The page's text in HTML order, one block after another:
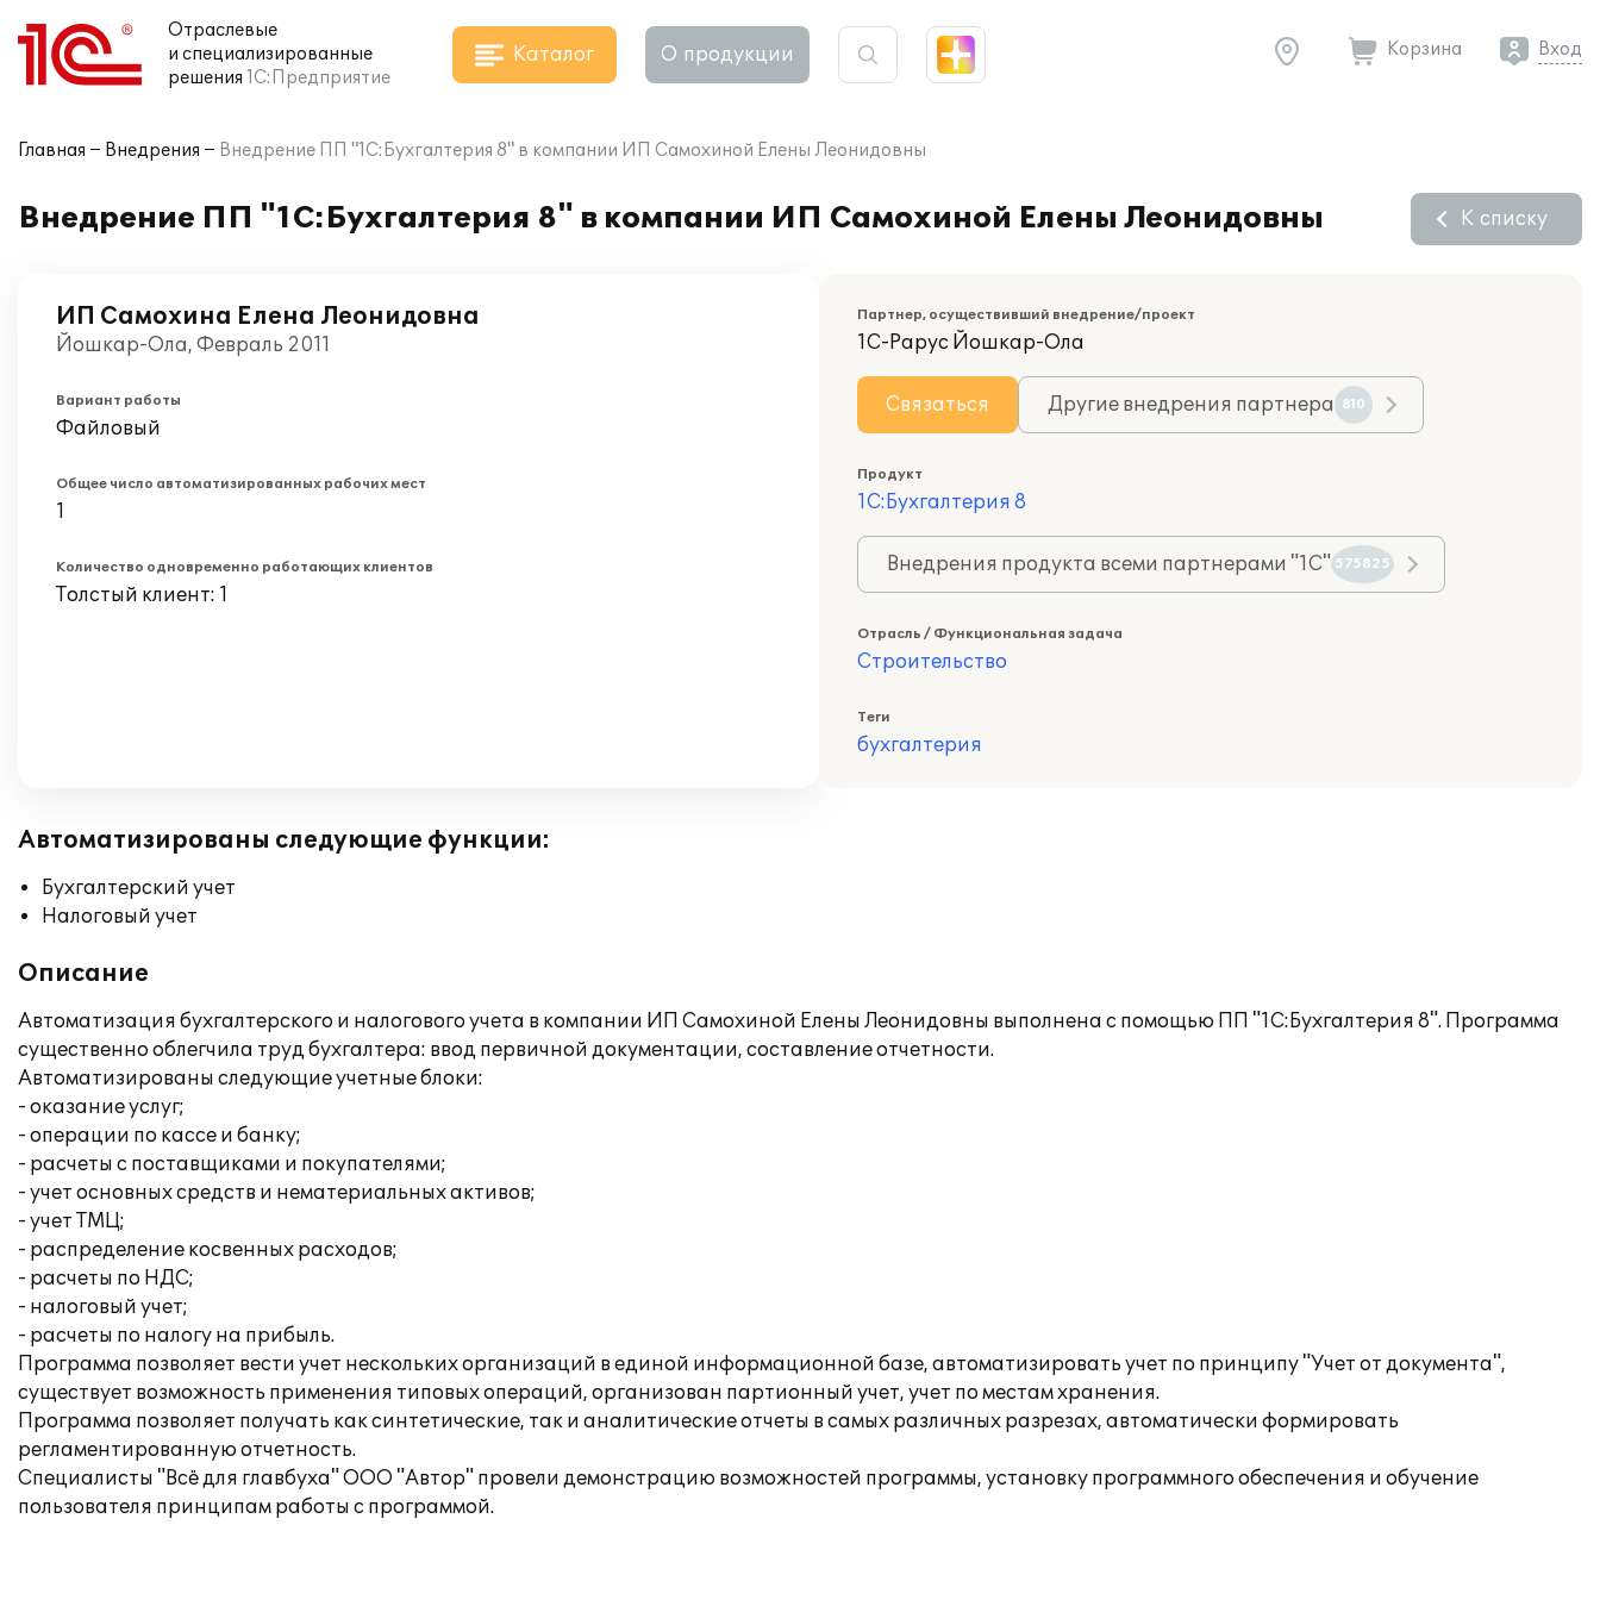
Отраслевые
и специализированные
решения 1С:Предприятие
Каталог О продукции Корзина Вход
Главная Внедрения Внедрение ПП "1С:Бухгалтерия 8" в компании ИП Самохиной Елены Леонидовны
Внедрение ПП "1С:Бухгалтерия 8" в компании ИП Самохиной Елены Леонидовны К списку
ИП Самохина Елена Леонидовна
Йошкар-Ола, Февраль 2011
Вариант работы
Файловый
Общее число автоматизированных рабочих мест
1
Количество одновременно работающих клиентов
Толстый клиент: 1
Партнер, осуществивший внедрение/проект
1С-Рарус Йошкар-Ола
Связаться Другие внедрения партнера 810
Продукт
1С:Бухгалтерия 8
Внедрения продукта всеми партнерами "1С" 575825
Отрасль / Функциональная задача
Строительство
Теги
бухгалтерия
Автоматизированы следующие функции:
Бухгалтерский учет
Налоговый учет
Описание
Автоматизация бухгалтерского и налогового учета в компании ИП Самохиной Елены Леонидовны выполнена с помощью ПП "1С:Бухгалтерия 8". Программа
существенно облегчила труд бухгалтера: ввод первичной документации, составление отчетности.
Автоматизированы следующие учетные блоки:
- оказание услуг;
- операции по кассе и банку;
- расчеты с поставщиками и покупателями;
- учет основных средств и нематериальных активов;
- учет ТМЦ;
- распределение косвенных расходов;
- расчеты по НДС;
- налоговый учет;
- расчеты по налогу на прибыль.
Программа позволяет вести учет нескольких организаций в единой информационной базе, автоматизировать учет по принципу "Учет от документа",
существует возможность применения типовых операций, организован партионный учет, учет по местам хранения.
Программа позволяет получать как синтетические, так и аналитические отчеты в самых различных разрезах, автоматически формировать
регламентированную отчетность.
Специалисты "Всё для главбуха" ООО "Автор" провели демонстрацию возможностей программы, установку программного обеспечения и обучение
пользователя принципам работы с программой.